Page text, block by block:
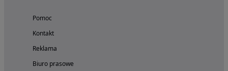
Pomoc
Kontakt
Reklama
Biuro prasowe